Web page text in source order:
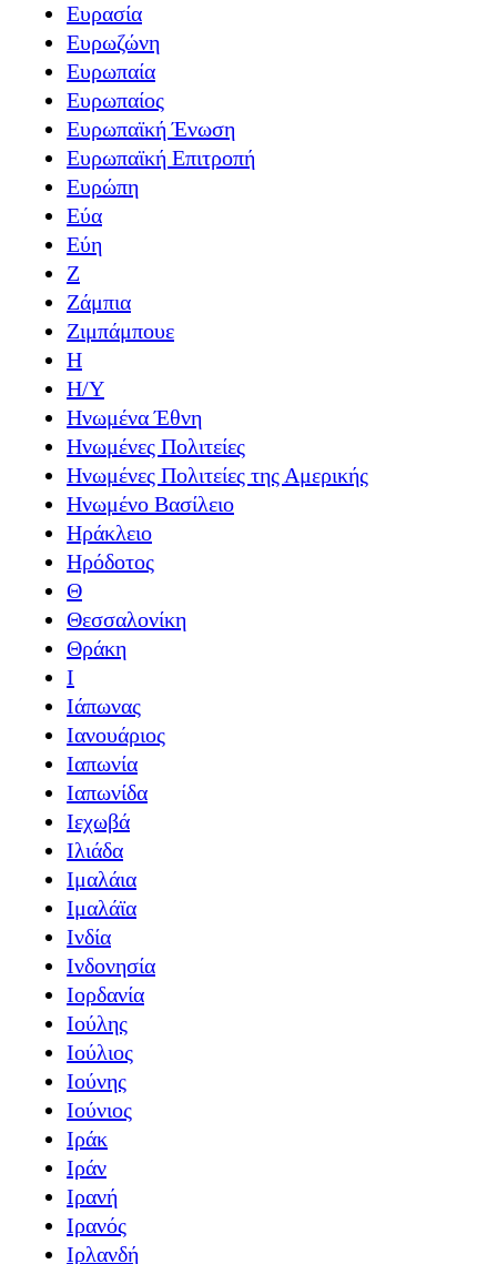
Ευρασία
Ευρωζώνη
Ευρωπαία
Ευρωπαίος
Ευρωπαϊκή Ένωση
Ευρωπαϊκή Επιτροπή
Ευρώπη
Εύα
Εύη
Ζ
Ζάμπια
Ζιμπάμπουε
Η
Η/Υ
Ηνωμένα Έθνη
Ηνωμένες Πολιτείες
Ηνωμένες Πολιτείες της Αμερικής
Ηνωμένο Βασίλειο
Ηράκλειο
Ηρόδοτος
Θ
Θεσσαλονίκη
Θράκη
Ι
Ιάπωνας
Ιανουάριος
Ιαπωνία
Ιαπωνίδα
Ιεχωβά
Ιλιάδα
Ιμαλάια
Ιμαλάϊα
Ινδία
Ινδονησία
Ιορδανία
Ιούλης
Ιούλιος
Ιούνης
Ιούνιος
Ιράκ
Ιράν
Ιρανή
Ιρανός
Ιρλανδή